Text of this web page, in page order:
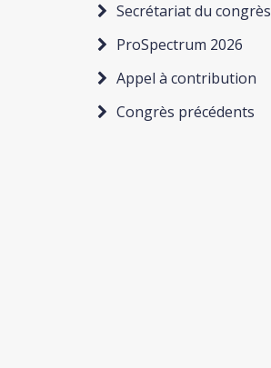
Secrétariat du congrès
ProSpectrum 2026
Appel à contribution
Congrès précédents